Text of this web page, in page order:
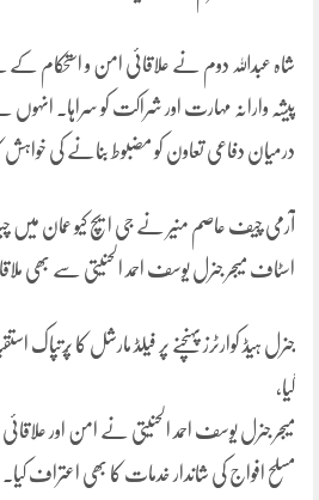
شاہ عبداللہ دوم نے علاقائی امن و استحکام کے
پیشہ وارانہ مہارت اور شراکت کو سراہا۔
درمیان دفاعی تعاون کو مضبوط بنانے کی خواہش کا
آرمی چیف عاصم منیر نے جی ایچ کیو عمان میں
اسٹاف میجر جنرل یوسف احمد الحنیتی سے بھی
جنرل ہیڈ کوارٹرز پہنچنے پر فیلڈ مارشل کا پُرتپاک
گیا،
میجر جنرل یوسف احمد الحنیتی نے امن اور
مسلح افواج کی شاندار خدمات کا بھی اعتراف کیا۔